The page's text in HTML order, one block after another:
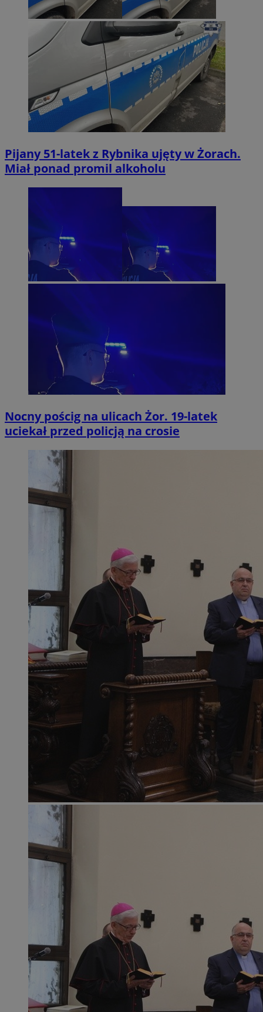
Pijany 51-latek z Rybnika ujęty w Żorach.
Miał ponad promil alkoholu
Nocny pościg na ulicach Żor. 19-latek
uciekał przed policją na crosie